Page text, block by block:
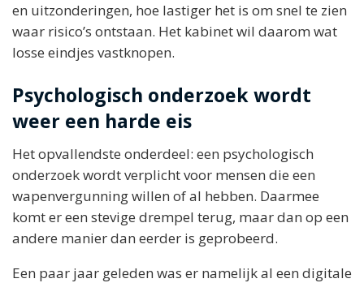
en uitzonderingen, hoe lastiger het is om snel te zien
waar risico’s ontstaan. Het kabinet wil daarom wat
losse eindjes vastknopen.
Psychologisch onderzoek wordt
weer een harde eis
Het opvallendste onderdeel: een psychologisch
onderzoek wordt verplicht voor mensen die een
wapenvergunning willen of al hebben. Daarmee
komt er een stevige drempel terug, maar dan op een
andere manier dan eerder is geprobeerd.
Een paar jaar geleden was er namelijk al een digitale